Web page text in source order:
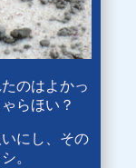
のはよかっ
らほい？
にし、その
。